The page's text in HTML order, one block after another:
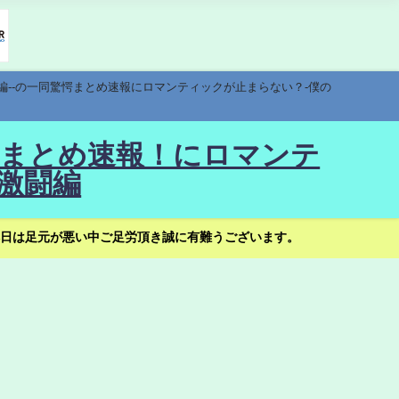
の一同驚愕まとめ速報にロマンティックが止まらない？-僕の
とめ速報！にロマンテ
闘編
足元が悪い中ご足労頂き誠に有難うございます。